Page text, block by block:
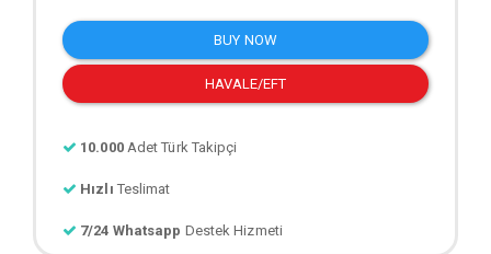
BUY NOW
HAVALE/EFT
10.000 Adet Türk Takipçi
Hızlı Teslimat
7/24 Whatsapp Destek Hizmeti